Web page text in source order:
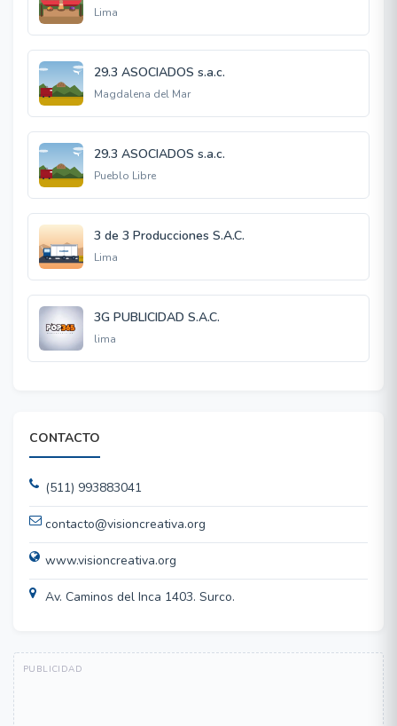
Lima
29.3 ASOCIADOS s.a.c.
Magdalena del Mar
29.3 ASOCIADOS s.a.c.
Pueblo Libre
3 de 3 Producciones S.A.C.
Lima
3G PUBLICIDAD S.A.C.
lima
CONTACTO
(511) 993883041
contacto@visioncreativa.org
www.visioncreativa.org
Av. Caminos del Inca 1403. Surco.